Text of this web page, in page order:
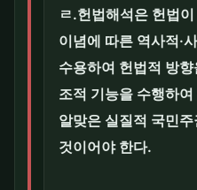
ㄹ.헌법해석은 헌법
이념에 따른 역사적·
수용하여 헌법적 방
조적 기능을 수행하
알맞은 실질적 국민
것이어야 한다.